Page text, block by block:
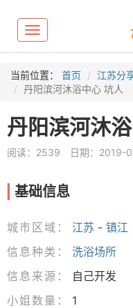
Toggle
navigation
当前位置： 首页 江苏分
丹阳滨河沐浴中心 坑人
丹阳滨河沐
阅读：2539 日期：2019-
基础信息
城市区域： 江苏 - 镇江
信息种类：
洗浴场所
信息来源：
自己开发
小姐数量：
1